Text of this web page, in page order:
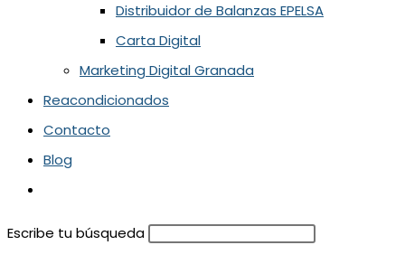
Distribuidor de Balanzas EPELSA
Carta Digital
Marketing Digital Granada
Reacondicionados
Contacto
Blog
Escribe tu búsqueda